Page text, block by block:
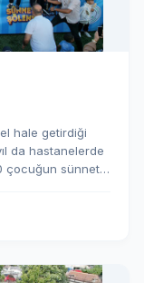
hale getirdiği
da hastanelerde
çocuğun sünneti